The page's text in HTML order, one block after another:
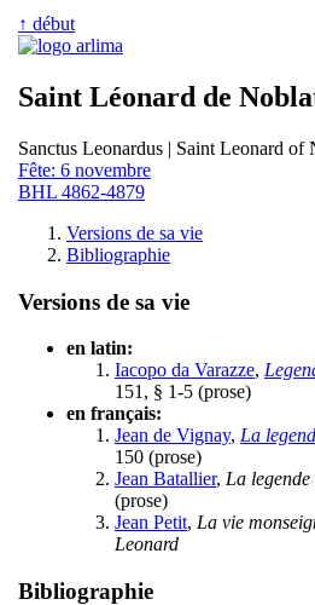
↑ début
Saint Léonard de
Sanctus Leonardus | Saint Leonard of
Fête: 6 novembre
BHL 4862-4879
Versions de sa vie
Bibliographie
Versions de sa vie
en latin:
Iacopo da Varazze,
151, § 1-5 (prose)
en français:
Jean de Vignay, La
150 (prose)
Jean Batallier, La legende
(prose)
Jean Petit, La vie
Leonard
Bibliographie